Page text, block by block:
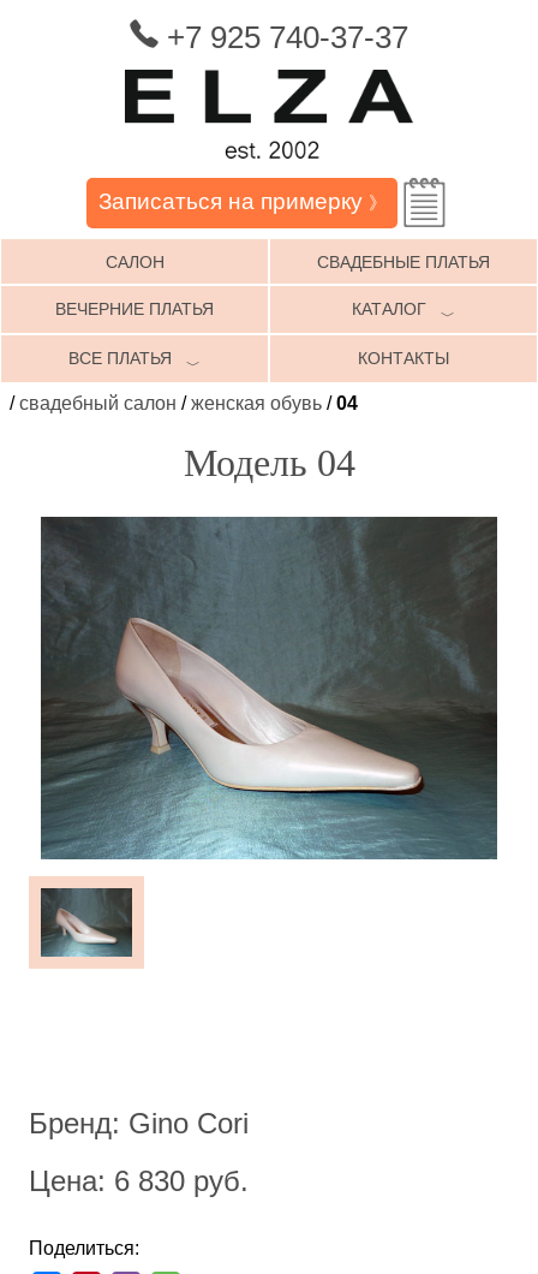
+7 925 740-37-37
Записаться на примерку 》
САЛОН СВАДЕБНЫЕ ПЛАТЬЯ
ВЕЧЕРНИЕ ПЛАТЬЯ КАТАЛОГ ﹀
ВСЕ ПЛАТЬЯ ﹀ КОНТАКТЫ
/свадебный салон /женская обувь /04
Модель 04
Бренд: Gino Cori
Цена: 6 830 руб.
Поделиться: